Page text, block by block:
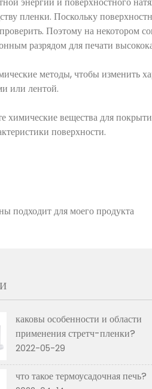
пленки. Поскольку
Поэтому на некотором
разрядом для печати
методы, чтобы изменить
или лентой.
вещества для
поверхности.
подходит для моего продукта
каковы особенности и области
применения стретч-пленки?
2022-05-29
что такое термоусадочная печь?